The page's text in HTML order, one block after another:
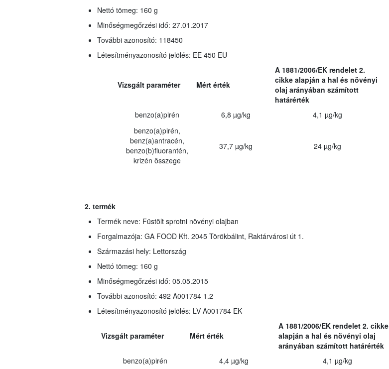
Nettó tömeg: 160 g
Minőségmegőrzési idő: 27.01.2017
További azonosító: 118450
Létesítményazonosító jelölés: EE 450 EU
Vizsgált paraméter Mért érték
A 1881/2006/EK rendelet 2.
cikke alapján a hal és növényi
olaj arányában számított
határérték
benzo(a)pirén
6,8 µg/kg
4,1 µg/kg
benzo(a)pirén,
benz(a)antracén,
benzo(b)fluorantén,
krizén összege
37,7 µg/kg 24 µg/kg
2. termék
Termék neve: Füstölt sprotni növényi olajban
Forgalmazója: GA FOOD Kft. 2045 Törökbálint, Raktárvárosi út 1.
Származási hely: Lettország
Nettó tömeg: 160 g
Minőségmegőrzési idő: 05.05.2015
További azonosító: 492 A001784 1.2
Létesítményazonosító jelölés: LV A001784 EK
Vizsgált paraméter Mért érték
A 1881/2006/EK rendelet 2. cikke
alapján a hal és növényi olaj
arányában számított határérték
benzo(a)pirén
4,4 µg/kg
4,1 µg/kg